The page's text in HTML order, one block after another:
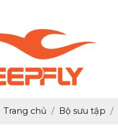
Trang chủ Bộ sưu tập